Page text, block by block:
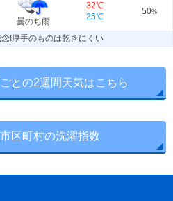
曇のち雨
32℃
25℃
50%
!厚手のものは乾きにくい
との2週間天気はこちら
区町村の洗濯指数